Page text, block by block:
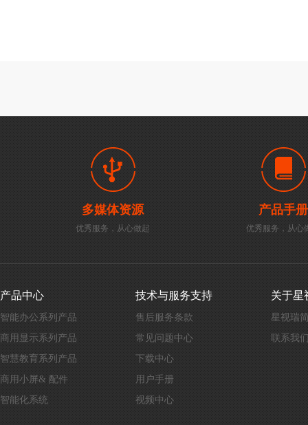
多媒体资源
优秀服务，从心做起
产品手册
优秀服务，从心
产品中心
智能办公系列产品
商用显示系列产品
智慧教育系列产品
商用小屏& 配件
智能化系统
技术与服务支持
售后服务条款
常见问题中心
下载中心
用户手册
视频中心
关于星
星视瑞
联系我